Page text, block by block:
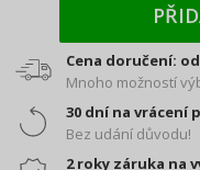
Cena doručení: od
Mnoho možností
30 dní na vrácení
Bez udání důvodu!
2 roky záruka na